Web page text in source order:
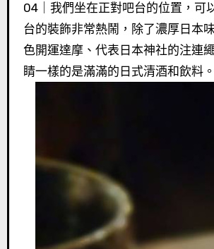
04｜我們坐在正對吧台的位置，可
台的裝飾非常熱鬧，除了濃厚日本
色開運達摩、代表日本神社的注連
睛一樣的是滿滿的日式清酒和飲料。